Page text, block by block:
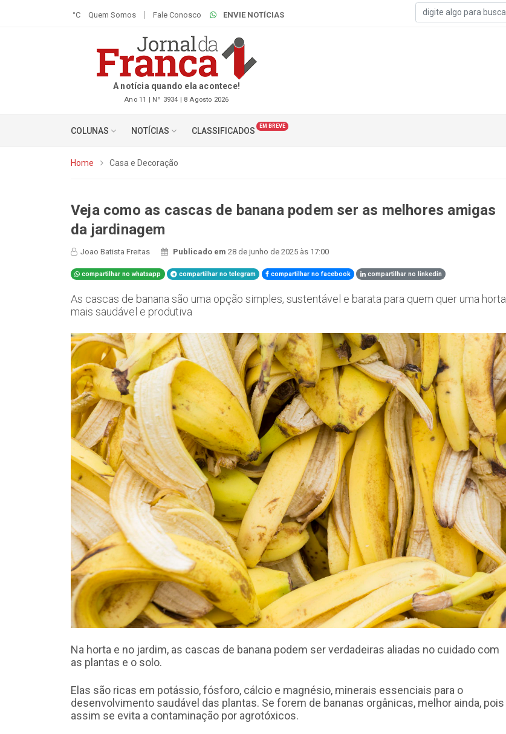
°C Quem Somos Fale Conosco ENVIE NOTÍCIAS
A notícia quando ela acontece!
Ano 11 | Nº 3934 | 8 Agosto 2026
COLUNAS NOTÍCIAS CLASSIFICADOS EM BREVE
Home Casa e Decoração
Veja como as cascas de banana podem ser as melhores amigas
da jardinagem
Joao Batista Freitas Publicado em28 de junho de 2025 às 17:00
compartilhar no whatsapp compartilhar no telegram compartilhar no facebook compartilhar no linkedin
As cascas de banana são uma opção simples, sustentável e barata para quem quer uma horta
mais saudável e produtiva
Na horta e no jardim, as cascas de banana podem ser verdadeiras aliadas no cuidado com
as plantas e o solo.
Elas são ricas em potássio, fósforo, cálcio e magnésio, minerais essenciais para o
desenvolvimento saudável das plantas. Se forem de bananas orgânicas, melhor ainda, pois
assim se evita a contaminação por agrotóxicos.